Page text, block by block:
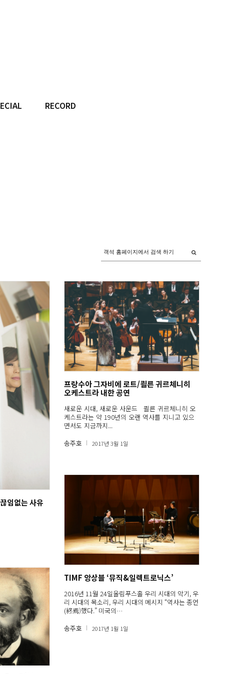
RECORD
임없는 사유
프랑수아 그자비에 로트/쾰른 귀르체니히
오케스트라 내한 공연
새로운 시대, 새로운 사운드 쾰른 귀르체니히 오
케스트라는 약 190년의 오랜 역사를 지니고 있으
면서도 지금까지...
송주호
2017년 3월 1일
TIMF 앙상블 ‘뮤직&일렉트로닉스’
2016년 11월 24일올림푸스홀 우리 시대의 악기, 우
리 시대의 목소리, 우리 시대의 메시지 “역사는 종언
(終焉)했다.” 미국의…
송주호
2017년 1월 1일